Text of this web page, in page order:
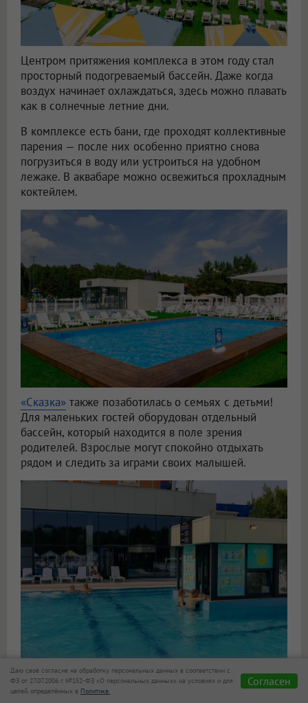
Центром притяжения комплекса в этом году стал
просторный подогреваемый бассейн. Даже когда
воздух начинает охлаждаться, здесь можно плавать
как в солнечные летние дни.
В комплексе есть бани, где проходят коллективные
парения — после них особенно приятно снова
погрузиться в воду или устроиться на удобном
лежаке. В аквабаре можно освежиться прохладным
коктейлем.
«Сказка» также позаботилась о семьях с детьми!
Для маленьких гостей оборудован отдельный
бассейн, который находится в поле зрения
родителей. Взрослые могут спокойно отдыхать
рядом и следить за играми своих малышей.
Не нужно надолго покидать водную зону ради
обеда — на территории работают фуд-корт и бар.
Даю своё согласие на обработку персональных данных в соответствии с
ФЗ от 27.07.2006 г. №152-ФЗ «О персональных данных» на условиях и для
целей, определённых в Политике.
Согласен